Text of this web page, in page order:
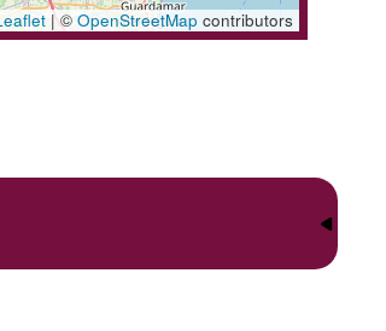
|© OpenStreetMap contributors